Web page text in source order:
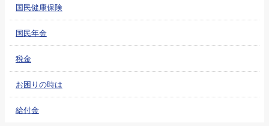
国民健康保険
国民年金
税金
お困りの時は
給付金